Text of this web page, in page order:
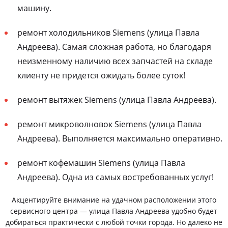
машину.
ремонт холодильников Siemens (улица Павла
Андреева). Самая сложная работа, но благодаря
неизменному наличию всех запчастей на складе
клиенту не придется ожидать более суток!
ремонт вытяжек Siemens (улица Павла Андреева).
ремонт микроволновок Siemens (улица Павла
Андреева). Выполняется максимально оперативно.
ремонт кофемашин Siemens (улица Павла
Андреева). Одна из самых востребованных услуг!
Акцентируйте внимание на удачном расположении этого
сервисного центра — улица Павла Андреева удобно будет
добираться практически с любой точки города. Но далеко не